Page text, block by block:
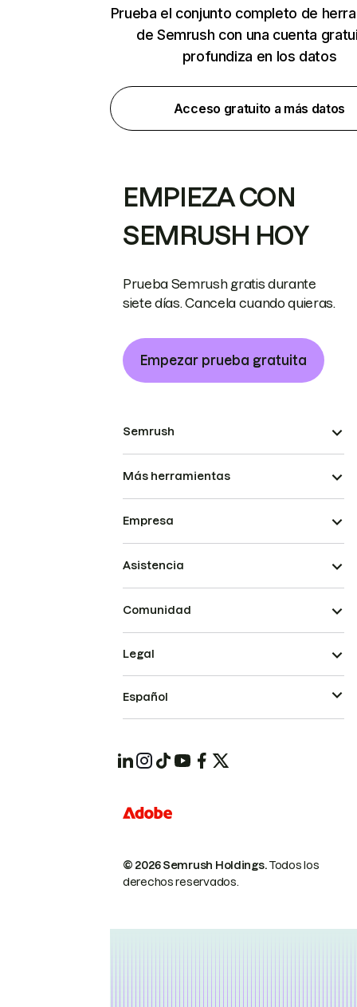
Prueba el conjunto completo de
de Semrush con una cuenta
profundiza en los datos
Acceso gratuito a más datos
EMPIEZA CON
SEMRUSH HOY
Prueba Semrush gratis durante
siete días. Cancela cuando quieras.
Empezar prueba gratuita
Semrush
Más herramientas
Empresa
Asistencia
Comunidad
© 2026 Semrush Holdings.Todos los
derechos reservados.
Legal
Español